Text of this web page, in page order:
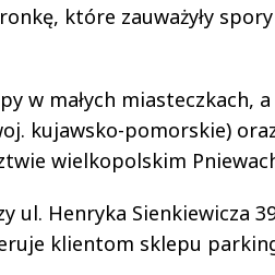
które zauważyły
w małych miasteczkach,
kujawsko-pomorskie)
wielkopolskim
ul. Henryka Sienkiewicza
klientom sklepu